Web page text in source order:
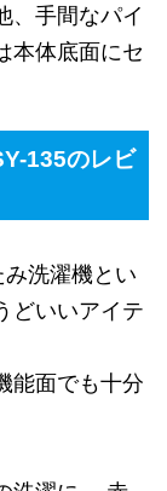
、手間なパイ
本体底面にセ
135のレビ
洗濯機とい
どいいアイテ
能面でも十分